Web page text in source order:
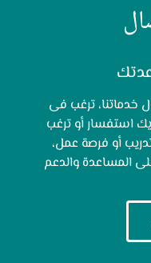
ترغب فى
استفسار أو ترغب
أو فرصة عمل،
المساعدة والدعم